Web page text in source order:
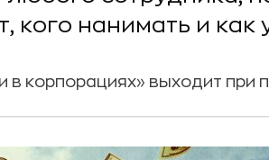
кого нанимать и
в корпорациях» выходит при